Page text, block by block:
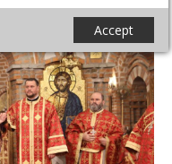
Accept